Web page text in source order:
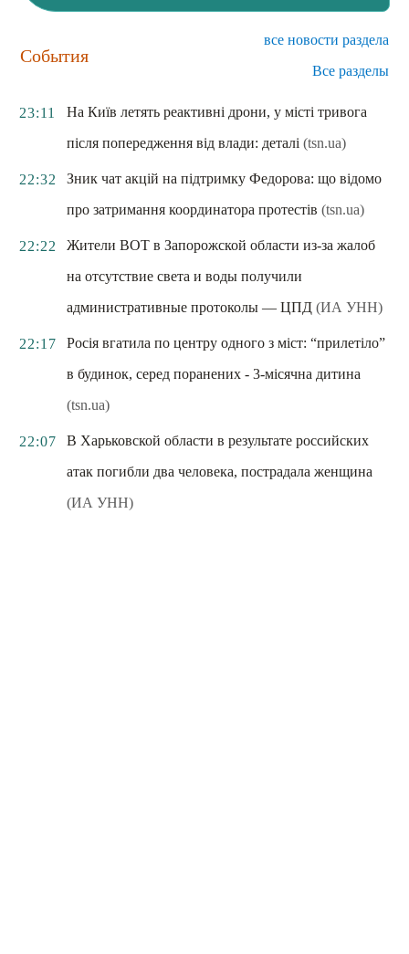
События
все новости раздела
Все разделы
23:11
На Київ летять реактивні дрони, у місті тривога
після попередження від влади: деталі (tsn.ua)
22:32
Зник чат акцій на підтримку Федорова: що відомо
про затримання координатора протестів (tsn.ua)
22:22
Жители ВОТ в Запорожской области из-за жалоб
на отсутствие света и воды получили
административные протоколы — ЦПД (ИА УНН)
22:17
Росія вгатила по центру одного з міст: “прилетіло”
в будинок, серед поранених - 3-місячна дитина
(tsn.ua)
22:07
В Харьковской области в результате российских
атак погибли два человека, пострадала женщина
(ИА УНН)